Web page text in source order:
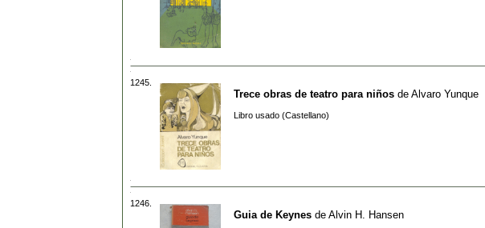
1245.
Trece obras de teatro para niños de Alvaro Yunque
Libro usado (Castellano)
1246.
Guia de Keynes de Alvin H. Hansen